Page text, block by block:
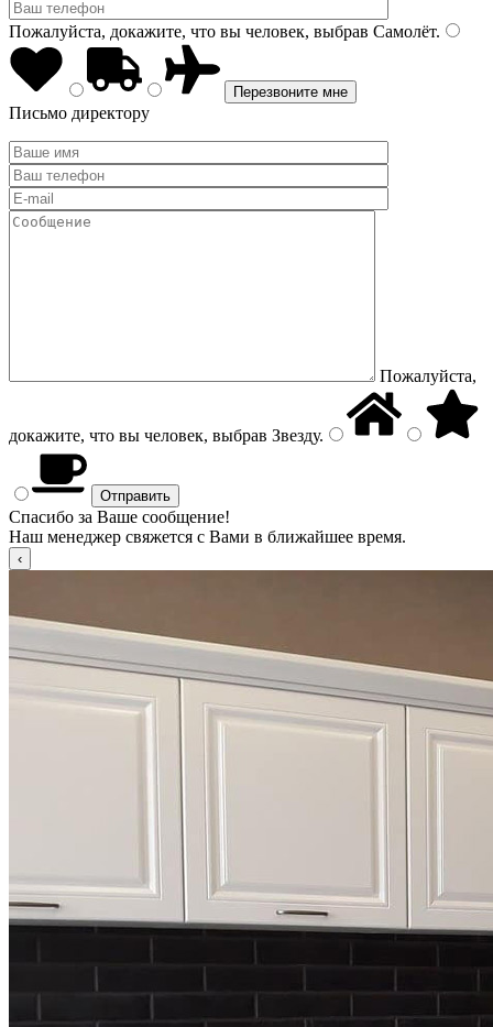
Пожалуйста, докажите, что вы человек, выбрав Самолёт.
Письмо директору
Пожалуйста,
докажите, что вы человек, выбрав Звезду.
Спасибо за Ваше сообщение!
Наш менеджер свяжется с Вами в ближайшее время.